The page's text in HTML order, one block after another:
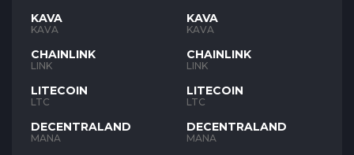
KAVA
KAVA
CHAINLINK
LINK
LITECOIN
LTC
DECENTRALAND
MANA
KAVA
KAVA
CHAINLINK
LINK
LITECOIN
LTC
DECENTRALAND
MANA